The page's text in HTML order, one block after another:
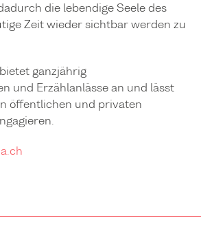
die lebendige Seele des
Zeit wieder sichtbar werden zu
ganzjährig
und Erzählanlässe an und lässt
öffentlichen und privaten